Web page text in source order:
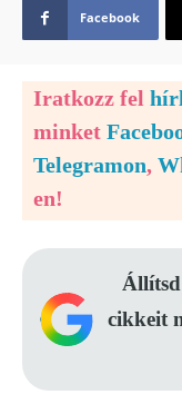
Facebook
Iratkozz fel
minket
Telegramon,
en!
cikkeit